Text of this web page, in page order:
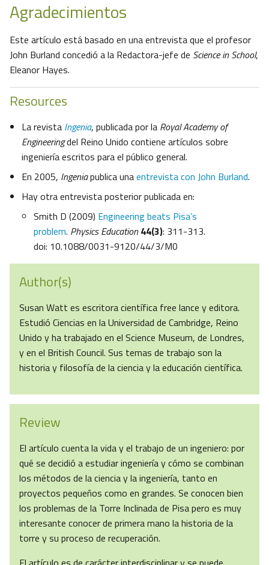
Agradecimientos
Este artículo está basado en una entrevista que el profesor
John Burland concedió a la Redactora-jefe de Science in School,
Eleanor Hayes.
Resources
La revista Ingenia, publicada por la Royal Academy of
Engineeringdel Reino Unido contiene artículos sobre
ingeniería escritos para el público general.
En 2005, Ingeniapublica unaentrevista con John Burland.
Hay otra entrevista posterior publicada en:
Smith D (2009) Engineering beats Pisa’s
problem. Physics Education44(3): 311-313.
doi: 10.1088/0031-9120/44/3/M0
Author(s)
Susan Watt es escritora científica free lance y editora.
Estudió Ciencias en la Universidad de Cambridge, Reino
Unido y ha trabajado en el Science Museum, de Londres,
y en el British Council. Sus temas de trabajo son la
historia y filosofía de la ciencia y la educación científica.
Review
El artículo cuenta la vida y el trabajo de un ingeniero: por
qué se decidió a estudiar ingeniería y cómo se combinan
los métodos de la ciencia y la ingeniería, tanto en
proyectos pequeños como en grandes. Se conocen bien
los problemas de la Torre Inclinada de Pisa pero es muy
interesante conocer de primera mano la historia de la
torre y su proceso de recuperación.